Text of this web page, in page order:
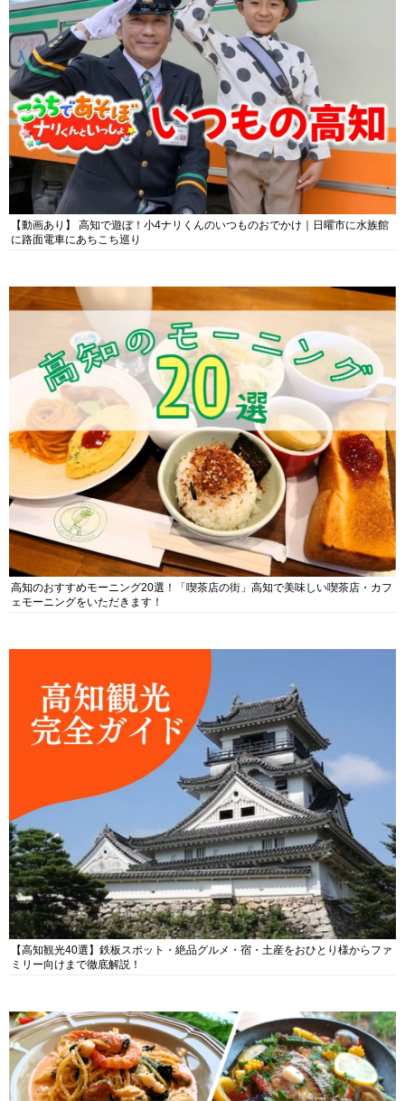
【動画あり】 高知で遊ぼ！小4ナリくんのいつものおでかけ｜日曜市に水族館
に路面電車にあちこち巡り
高知のおすすめモーニング20選！「喫茶店の街」高知で美味しい喫茶店・カフ
ェモーニングをいただきます！
【高知観光40選】鉄板スポット・絶品グルメ・宿・土産をおひとり様からファ
ミリー向けまで徹底解説！